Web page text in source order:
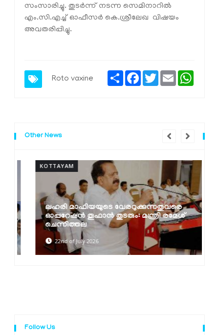
സംസാരിച്ചു. തുടര്‍ന്ന് നടന്ന സെമിനാറില്‍
എം.സി.എച്ച് ഓഫീസര്‍ കെ.ശ്രീലേഖ വിഷയം
അവതരിപ്പിച്ചു.
Roto vaxine
ShareFacebook
TwitterEmail
Other News
KOTTAYAM
ലഹരി മാഫിയയുടെ വേരറുക്കുന്നതുവരെ
ഓപ്പറേഷൻ തൂഫാൻ തുടരും: മന്ത്രി രമേശ്
ചെന്നിത്തല
22nd of July 2026
Follow Us